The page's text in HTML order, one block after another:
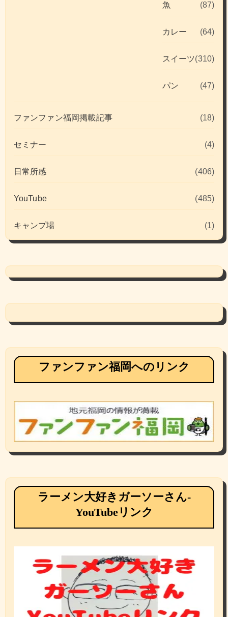
魚 (87)
カレー (64)
スイーツ(310)
パン (47)
ファンファン福岡掲載記事 (18)
セミナー (4)
日常所感 (406)
YouTube (485)
キャンプ場 (1)
ファンファン福岡へのリンク
ラーメン大好きガーソーさん-
YouTubeリンク